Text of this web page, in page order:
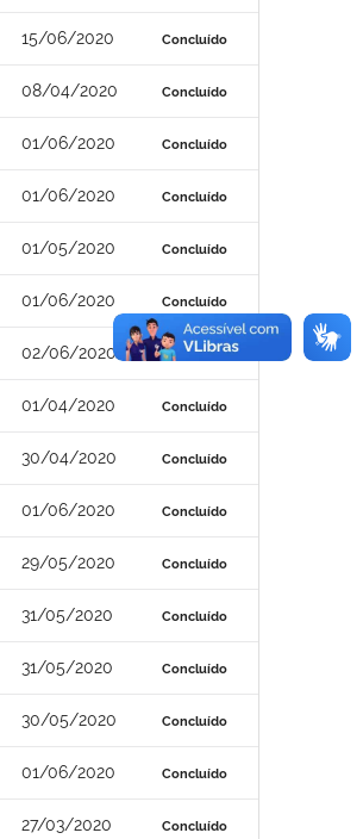
15/06/2020 Concluído
08/04/2020 Concluído
01/06/2020 Concluído
01/06/2020 Concluído
01/05/2020 Concluído
01/06/2020 Concluído
02/06/2020 Concluído
01/04/2020 Concluído
30/04/2020 Concluído
01/06/2020 Concluído
29/05/2020 Concluído
31/05/2020 Concluído
31/05/2020 Concluído
30/05/2020 Concluído
01/06/2020 Concluído
27/03/2020 Concluído